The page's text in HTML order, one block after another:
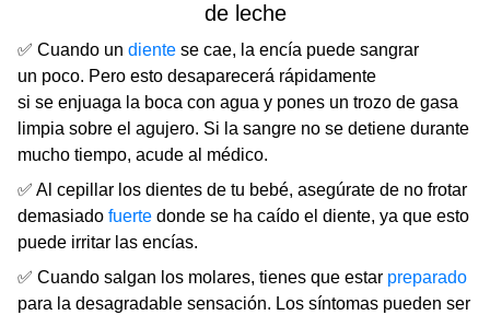
de leche
✅ Cuando un diente se cae, la encía puede sangrar
un poco. Pero esto desaparecerá rápidamente
si se enjuaga la boca con agua y pones un trozo de gasa
limpia sobre el agujero. Si la sangre no se detiene durante
mucho tiempo, acude al médico.
✅ Al cepillar los dientes de tu bebé, asegúrate de no frotar
demasiado fuerte donde se ha caído el diente, ya que esto
puede irritar las encías.
✅ Cuando salgan los molares, tienes que estar preparado
para la desagradable sensación. Los síntomas pueden ser